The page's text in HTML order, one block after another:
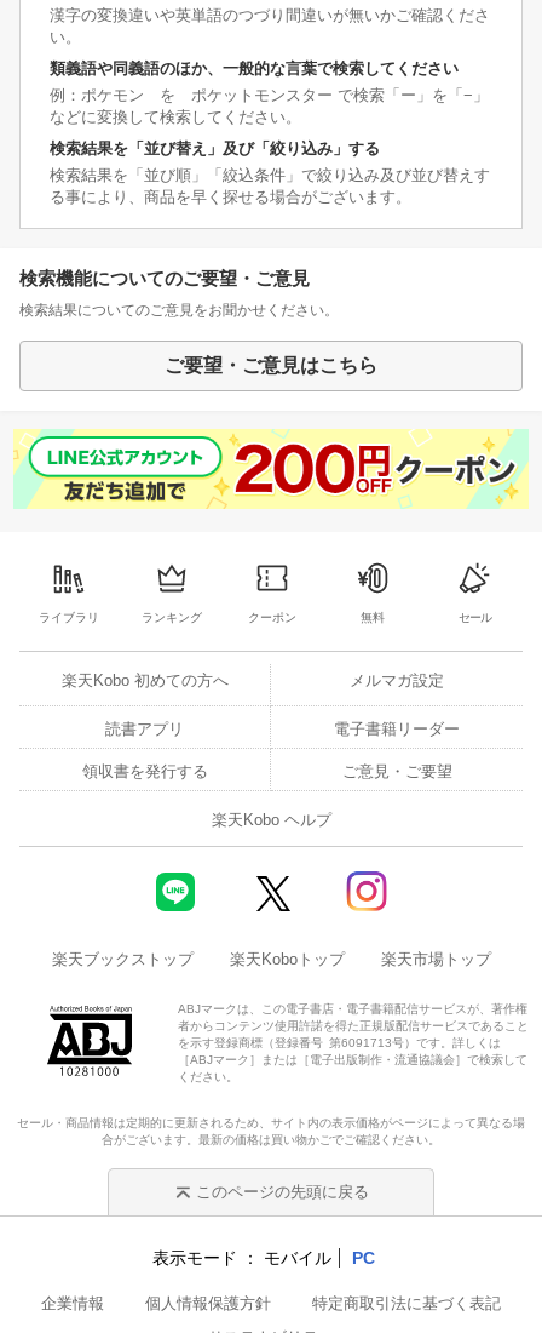
漢字の変換違いや英単語のつづり間違いが無いかご確認くださ
い。
類義語や同義語のほか、一般的な言葉で検索してください
例：ポケモン を ポケットモンスター で検索「ー」を「−」
などに変換して検索してください。
検索結果を「並び替え」及び「絞り込み」する
検索結果を「並び順」「絞込条件」で絞り込み及び並び替えす
る事により、商品を早く探せる場合がございます。
検索機能についてのご要望・ご意見
検索結果についてのご意見をお聞かせください。
ご要望・ご意見はこちら
ライブラリ ランキング クーポン 無料 セール
楽天Kobo 初めての方へ メルマガ設定
読書アプリ 電子書籍リーダー
領収書を発行する ご意見・ご要望
楽天Kobo ヘルプ
楽天ブックストップ 楽天Koboトップ 楽天市場トップ
ABJマークは、この電子書店・電子書籍配信サービスが、著作権
者からコンテンツ使用許諾を得た正規版配信サービスであること
を示す登録商標（登録番号 第6091713号）です。詳しくは
［ABJマーク］または［電子出版制作・流通協議会］で検索して
ください。
セール・商品情報は定期的に更新されるため、サイト内の表示価格がページによって異なる場
合がございます。最新の価格は買い物かごでご確認ください。
このページの先頭に戻る
表示モード モバイル PC
企業情報 個人情報保護方針
特定商取引法に基づく表記